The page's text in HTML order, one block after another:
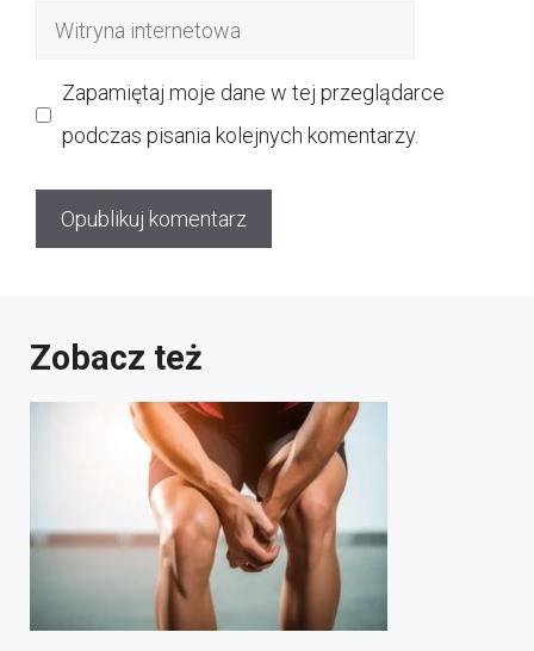
Witryna
Zapamiętaj moje dane w tej przeglądarce
podczas pisania kolejnych komentarzy.
Zobacz też